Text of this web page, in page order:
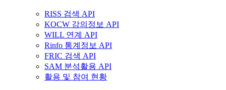
RISS 검색 API
KOCW 강의정보 API
WILL 연계 API
Rinfo 통계정보 API
FRIC 검색 API
SAM 분석활용 API
활용 및 참여 현황